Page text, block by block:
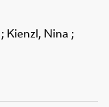
; Kienzl, Nina ;